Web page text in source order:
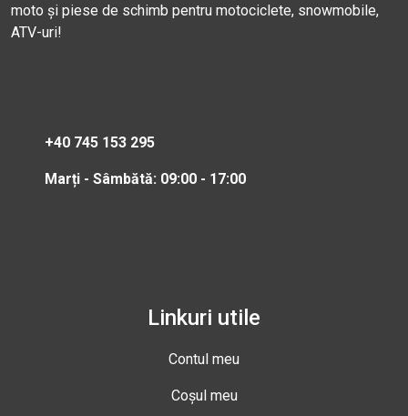
moto și piese de schimb pentru motociclete, snowmobile,
ATV-uri!
+40 745 153 295
Marți - Sâmbătă: 09:00 - 17:00
Linkuri utile
Contul meu
Coșul meu